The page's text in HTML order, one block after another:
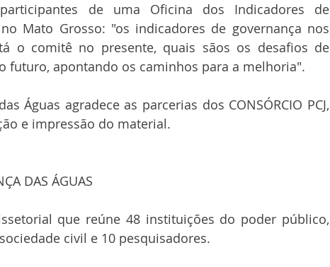
de uma Oficina dos Indicadores de
Mato Grosso: "os indicadores de governança nos
o comitê no presente, quais sãos os desafios de
futuro, apontando os caminhos para a melhoria".
Águas agradece as parcerias dos CONSÓRCIO PCJ,
e impressão do material.
DAS ÁGUAS
que reúne 48 instituições do poder público,
civil e 10 pesquisadores.